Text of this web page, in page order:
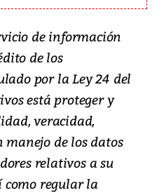
de información
de los
por la Ley 24 del
está proteger y
veracidad,
de los datos
relativos a su
como regular la